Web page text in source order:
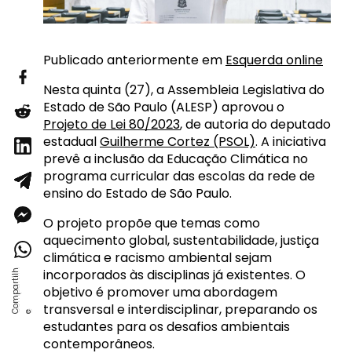
Publicado anteriormente em Esquerda online
Nesta quinta (27), a Assembleia Legislativa do
Estado de São Paulo (ALESP) aprovou o
Projeto de Lei 80/2023, de autoria do deputado
estadualGuilherme Cortez (PSOL). A iniciativa
prevê a inclusão da Educação Climática no
programa curricular das escolas da rede de
ensino do Estado de São Paulo.
O projeto propõe que temas como
aquecimento global, sustentabilidade, justiça
climática e racismo ambiental sejam
incorporados às disciplinas já existentes. O
objetivo é promover uma abordagem
transversal e interdisciplinar, preparando os
estudantes para os desafios ambientais
contemporâneos.